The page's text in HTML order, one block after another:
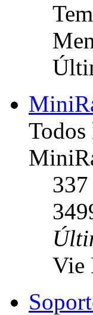
Todos
337
Vie